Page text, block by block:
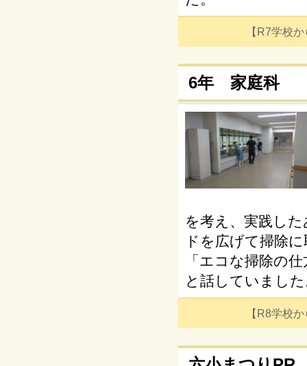
【R7学校
6年 家庭科
を考え、実践し
ドを広げて掃除
「エコな掃除の
と話していまし
【R8学校